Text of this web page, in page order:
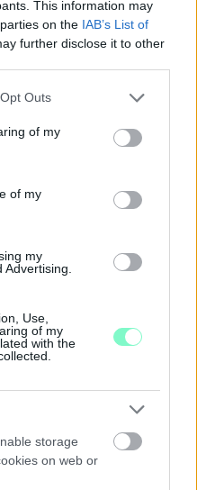
This information may
on the IAB’s List of
further disclose it to other
uses one or more Google
You may click to
and its third-party tags to
purposes in below Google
Outs
of my
of my
my
Use,
of my
with the
storage
on web or
ÉS MÉG EGY SOR
de lesz Pogány Induló és
és egy csomó minden